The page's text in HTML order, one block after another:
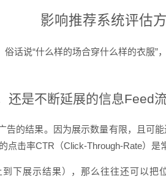
影响推荐系统评估
话说“什么样的场合穿什么样的衣服
还是不断延展的信息Feed流
告的结果。因为展示数量有限，且可
击率CTR（Click-Through-Rate）是
下展示结果），那么往往还可以把